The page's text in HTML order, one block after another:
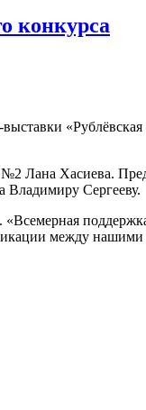
конкурса
Лана Хасиева.
Владимиру Сергееву.
между